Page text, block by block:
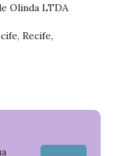
Olinda LTDA
Recife,
do e-MEC